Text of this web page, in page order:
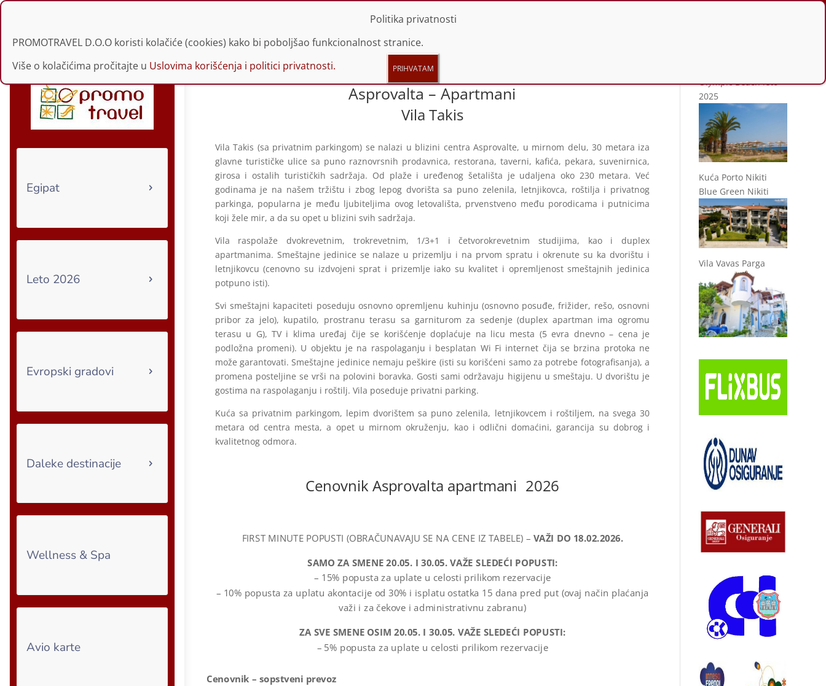
Egipat
Leto 2026
Evropski gradovi
Daleke destinacije
Wellness & Spa
Avio karte
Asprovalta – Apartmani
Vila Takis
Vila Takis (sa privatnim parkingom) se nalazi u blizini centra Asprovalte, u mirnom delu, 30 metara iza
glavne turističke ulice sa puno raznovrsnih prodavnica, restorana, taverni, kafića, pekara, suvenirnica,
girosa i ostalih turističkih sadržaja. Od plaže i uređenog šetališta je udaljena oko 230 metara. Već
godinama je na našem tržištu i zbog lepog dvorišta sa puno zelenila, letnjikovca, roštilja i privatnog
parkinga, popularna je među ljubiteljima ovog letovališta, prvenstveno među porodicama i putnicima
koji žele mir, a da su opet u blizini svih sadržaja.
Vila raspolaže dvokrevetnim, trokrevetnim, 1/3+1 i četvorokrevetnim studijima, kao i duplex
apartmanima. Smeštajne jedinice se nalaze u prizemlju i na prvom spratu i okrenute su ka dvorištu i
letnjikovcu (cenovno su izdvojeni sprat i prizemlje iako su kvalitet i opremljenost smeštajnih jedinica
potpuno isti).
Svi smeštajni kapaciteti poseduju osnovno opremljenu kuhinju (osnovno posuđe, frižider, rešo, osnovni
pribor za jelo), kupatilo, prostranu terasu sa garniturom za sedenje (duplex apartman ima ogromu
terasu u G), TV i klima uređaj čije se korišćenje doplaćuje na licu mesta (5 evra dnevno – cena je
podložna promeni). U objektu je na raspolaganju i besplatan Wi Fi internet čija se brzina protoka ne
može garantovati. Smeštajne jedinice nemaju peškire (isti su korišćeni samo za potrebe fotografisanja), a
promena posteljine se vrši na polovini boravka. Gosti sami održavaju higijenu u smeštaju. U dvorištu je
gostima na raspolaganju i roštilj. Vila poseduje privatni parking.
Kuća sa privatnim parkingom, lepim dvorištem sa puno zelenila, letnjikovcem i roštiljem, na svega 30
metara od centra mesta, a opet u mirnom okruženju, kao i odlični domaćini, garancija su dobrog i
kvalitetnog odmora.
Cenovnik Asprovalta apartmani 2026
FIRST MINUTE POPUSTI (OBRAČUNAVAJU SE NA CENE IZ TABELE) – VAŽI DO 18.02.2026.
SAMO ZA SMENE 20.05. I 30.05. VAŽE SLEDEĆI POPUSTI:
– 15% popusta za uplate u celosti prilikom rezervacije
– 10% popusta za uplatu akontacije od 30% i isplatu ostatka 15 dana pred put (ovaj način plaćanja
važi i za čekove i administrativnu zabranu)
ZA SVE SMENE OSIM 20.05. I 30.05. VAŽE SLEDEĆI POPUSTI:
– 5% popusta za uplate u celosti prilikom rezervacije
Cenovnik – sopstveni prevoz
Olympic Beach leto
2025
Kuća Porto Nikiti
Blue Green Nikiti
Vila Vavas Parga
Politika privatnosti
PROMOTRAVEL D.O.O koristi kolačiće (cookies) kako bi poboljšao funkcionalnost stranice.
Više o kolačićima pročitajte u Uslovima korišćenja i politici privatnosti.